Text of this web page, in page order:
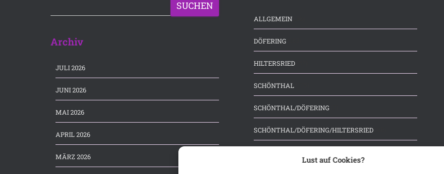
Lust auf Cookies?
SUCHEN
Archiv
JULI 2026
JUNI 2026
MAI 2026
APRIL 2026
MÄRZ 2026
ALLGEMEIN
DÖFERING
HILTERSRIED
SCHÖNTHAL
SCHÖNTHAL/DÖFERING
SCHÖNTHAL/DÖFERING/HILTERSRIED